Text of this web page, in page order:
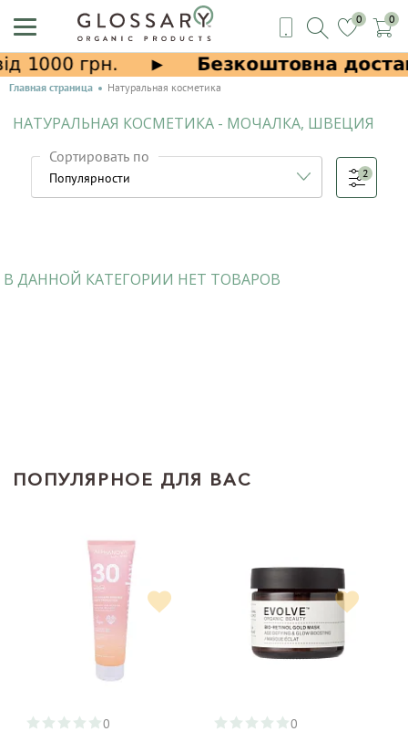
0 0
Главная страница Натуральная косметика
НАТУРАЛЬНАЯ КОСМЕТИКА - МОЧАЛКА, ШВЕЦИЯ
Сортировать по
2
В ДАННОЙ КАТЕГОРИИ НЕТ ТОВАРОВ
ПОПУЛЯРНОЕ ДЛЯ ВАС
0 0